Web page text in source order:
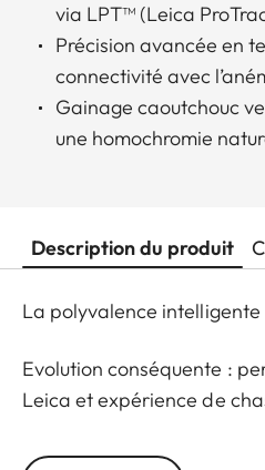
via LPT™ (Leica
Précision avancée en
connectivité avec
Gainage caoutchouc
une homochromie
Description du produit
La polyvalence intelligente
Evolution conséquente :
Leica et expérience de
Développés pour la chasse